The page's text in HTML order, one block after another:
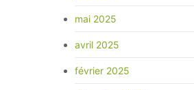
mai 2025
avril 2025
février 2025